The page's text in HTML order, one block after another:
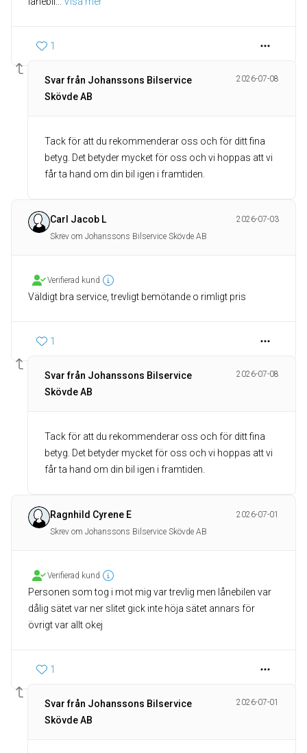
1
Svar från Johanssons Bilservice
Skövde AB
2026-07-08
Tack för att du rekommenderar oss och för ditt fina
betyg. Det betyder mycket för oss och vi hoppas att vi
får ta hand om din bil igen i framtiden.
Carl Jacob L
2026-07-03
Skrev om Johanssons Bilservice Skövde AB
Verifierad kund
Väldigt bra service, trevligt bemötande o rimligt pris
1
Svar från Johanssons Bilservice
Skövde AB
2026-07-08
Tack för att du rekommenderar oss och för ditt fina
betyg. Det betyder mycket för oss och vi hoppas att vi
får ta hand om din bil igen i framtiden.
Ragnhild Cyrene E
2026-07-01
Skrev om Johanssons Bilservice Skövde AB
Verifierad kund
Personen som tog i mot mig var trevlig men lånebilen var
dålig sätet var ner slitet gick inte höja sätet annars för
övrigt var allt okej
1
Svar från Johanssons Bilservice
Skövde AB
2026-07-01